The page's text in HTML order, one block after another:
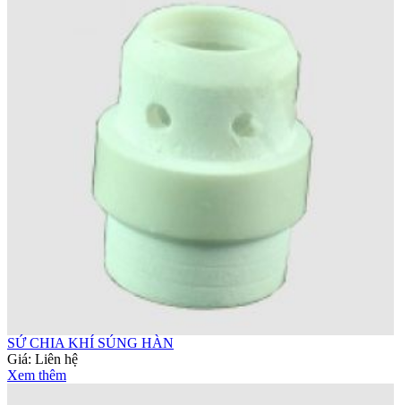
SỨ CHIA KHÍ SÚNG HÀN
Giá: Liên hệ
Xem thêm